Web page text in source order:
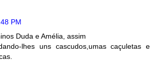
PM
Duda e Amélia, assim
lhes uns cascudos,umas caçuletas e